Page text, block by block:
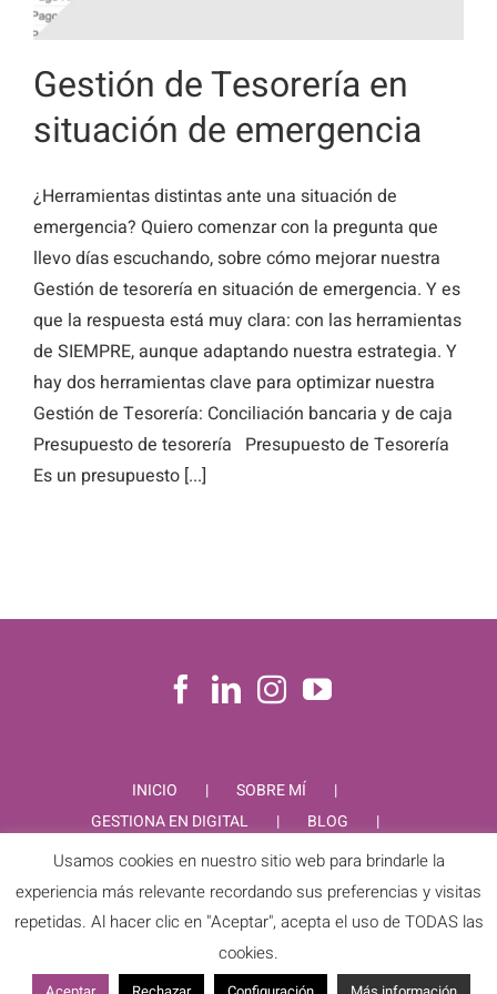
Gestión de Tesorería en
situación de emergencia
¿Herramientas distintas ante una situación de
emergencia? Quiero comenzar con la pregunta que
llevo días escuchando, sobre cómo mejorar nuestra
Gestión de tesorería en situación de emergencia. Y es
que la respuesta está muy clara: con las herramientas
de SIEMPRE, aunque adaptando nuestra estrategia. Y
hay dos herramientas clave para optimizar nuestra
Gestión de Tesorería: Conciliación bancaria y de caja
Presupuesto de tesorería Presupuesto de Tesorería
Es un presupuesto [...]
INICIO
SOBRE MÍ
GESTIONA EN DIGITAL
BLOG
CONTACTO
PIEDAD RODRIGUEZ © Copyright2026 |
Privacidad|Política de Cookies| Todos los derechos
Usamos cookies en nuestro sitio web para brindarle la
experiencia más relevante recordando sus preferencias y visitas
repetidas. Al hacer clic en "Aceptar", acepta el uso de TODAS las
cookies.